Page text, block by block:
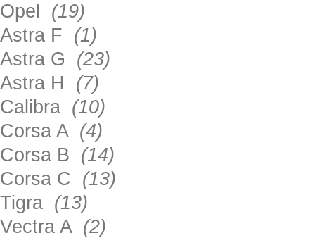
Opel (19)
Astra F (1)
Astra G (23)
Astra H (7)
Calibra (10)
Corsa A (4)
Corsa B (14)
Corsa C (13)
Tigra (13)
Vectra A (2)